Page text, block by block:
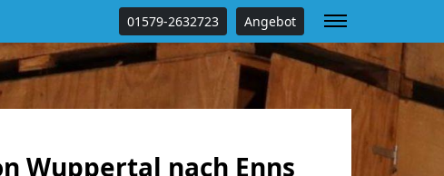
01579-2632723 Angebot
Wuppertal nach Enns